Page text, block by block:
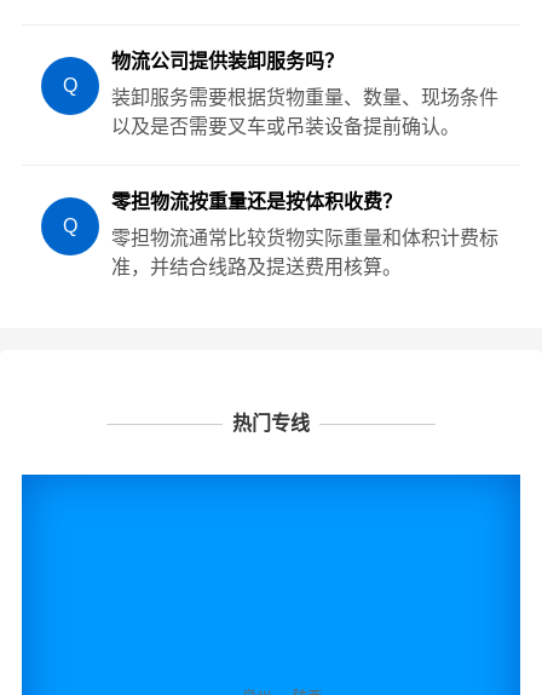
Q
物流公司提供装卸服务吗？
装卸服务需要根据货物重量、数量、现场条件
以及是否需要叉车或吊装设备提前确认。
Q
零担物流按重量还是按体积收费？
零担物流通常比较货物实际重量和体积计费标
准，并结合线路及提送费用核算。
热门专线